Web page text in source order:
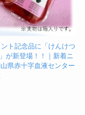
ト記念品に「けんけつ
が新登場！！｜新着ニ
県赤十字血液センター